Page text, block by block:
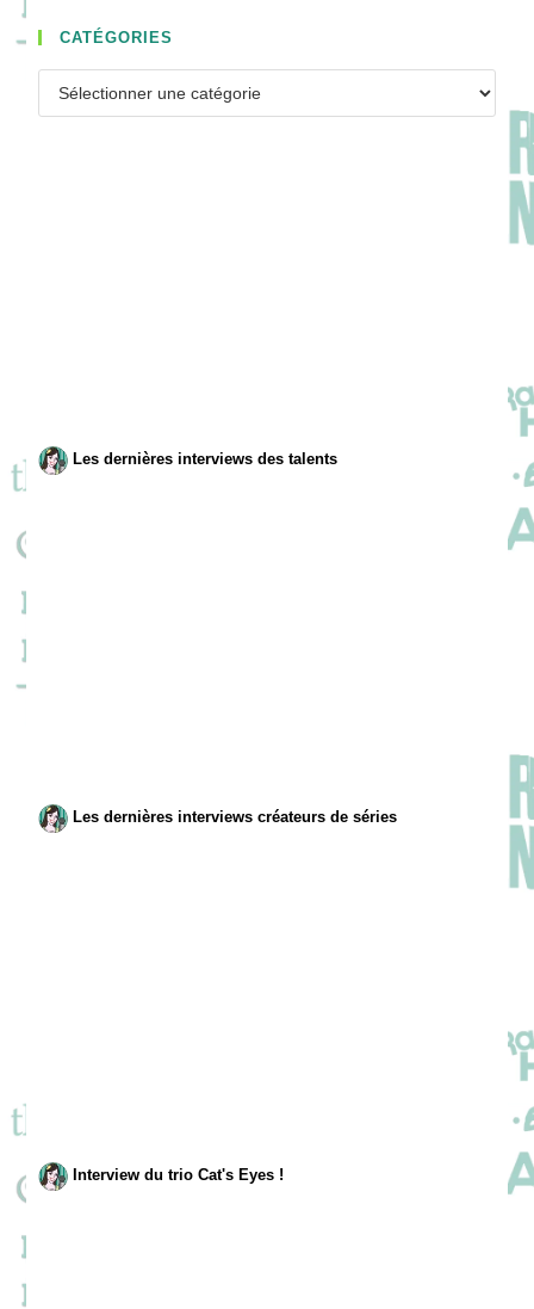
CATÉGORIES
Les dernières interviews des talents
Les dernières interviews créateurs de séries
Interview du trio Cat's Eyes !